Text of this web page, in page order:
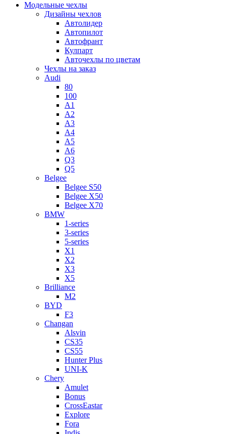
Модельные чехлы
Дизайны чехлов
Автолидер
Автопилот
Автофрант
Кулпарт
Авточехлы по цветам
Чехлы на заказ
Audi
80
100
A1
A2
A3
A4
A5
A6
Q3
Q5
Belgee
Belgee S50
Belgee X50
Belgee X70
BMW
1-series
3-series
5-series
X1
X2
X3
X5
Brilliance
M2
BYD
F3
Changan
Alsvin
CS35
CS55
Hunter Plus
UNI-K
Chery
Amulet
Bonus
CrossEastar
Explore
Fora